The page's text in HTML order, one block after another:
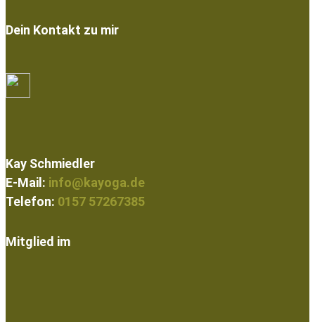
Dein Kontakt zu mir
Kay Schmiedler
E-Mail: info@kayoga.de
Telefon: 0157 57267385
Mitglied im